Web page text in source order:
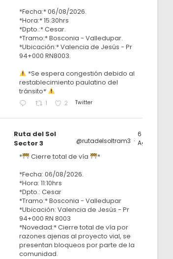
*Fecha:* 06/08/2026.
*Hora:* 15:30hrs
*Dpto.:* Cesar.
*Tramo:* Bosconia - Valledupar.
*Ubicación:* Valencia de Jesús - Pr
94+000 RN8003.
*Se espera congestión debido al
restablecimiento paulatino del
tránsito*
1 2 Twitter
Ruta del Sol
Sector 3
@rutadelsoltram3 ·
6
Ago
* Cierre total de vía
*
*Fecha: 06/08/2026.
*Hora: 11:10hrs
*Dpto.: Cesar
*Tramo:* Bosconia - Valledupar
*Ubicación: Valencia de Jesús - Pr
94+000 RN 8003
*Novedad:* Cierre total de vía por
razones ajenas al proyecto vial, se
presentan bloqueos por parte de la
comunidad.